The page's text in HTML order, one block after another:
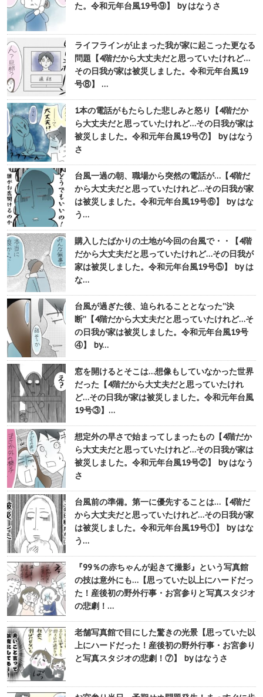
た。令和元年台風19号⑨】 by はなうさ
ライフラインが止まった我が家に起こった更なる
問題【4階だから大丈夫だと思っていたけれど…
その日我が家は被災しました。令和元年台風19
号⑧】 …
1本の電話がもたらした悲しみと怒り【4階だか
ら大丈夫だと思っていたけれど…その日我が家は
被災しました。令和元年台風19号⑦】 by はなう
さ
台風一過の朝、職場から突然の電話が…【4階だ
から大丈夫だと思っていたけれど…その日我が家
は被災しました。令和元年台風19号⑥】 by はな
う…
購入したばかりの土地が今回の台風で・・【4階
だから大丈夫だと思っていたけれど…その日我が
家は被災しました。令和元年台風19号⑤】 by は
な…
台風が過ぎた後、迫られることとなった”決
断”【4階だから大丈夫だと思っていたけれど…そ
の日我が家は被災しました。令和元年台風19号
④】 by…
窓を開けるとそこは…想像もしていなかった世界
だった【4階だから大丈夫だと思っていたけれ
ど…その日我が家は被災しました。令和元年台風
19号③】…
想定外の早さで始まってしまったもの【4階だか
ら大丈夫だと思っていたけれど…その日我が家は
被災しました。令和元年台風19号②】 by はなう
さ
台風前の準備。第一に優先することは…【4階だ
から大丈夫だと思っていたけれど…その日我が家
は被災しました。令和元年台風19号①】 by はな
う…
『99％の赤ちゃんが起きて撮影』という写真館
の技は意外にも…【思っていた以上にハードだっ
た！産後初の野外行事・お宮参りと写真スタジオ
の悲劇！…
老舗写真館で目にした驚きの光景【思っていた以
上にハードだった！産後初の野外行事・お宮参り
と写真スタジオの悲劇！⑦】 by はなうさ